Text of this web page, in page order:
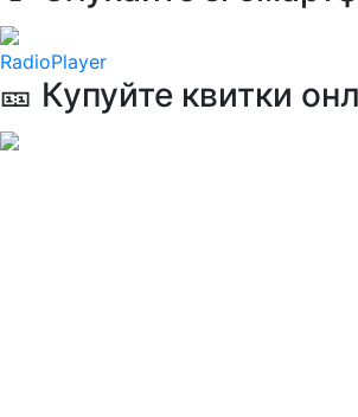
RadioPlayer
🎫 Купуйте квитки